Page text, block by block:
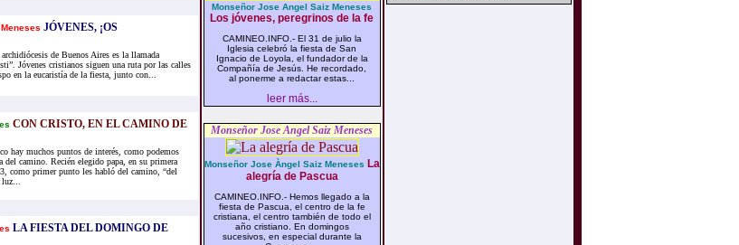
JÓVENES, ¡OS
de Buenos Aires es la llamada
Jóvenes cristianos siguen una ruta por las calles
en la eucaristía de la fiesta, junto con...
CON CRISTO, EN EL CAMINO DE
hay muchos puntos de interés, como podemos
del camino. Recién elegido papa, en su primera
como primer punto les habló del camino, “del
LA FIESTA DEL DOMINGO DE
Monseñor Jose Angel Saiz Meneses
Los jóvenes, peregrinos de la fe
CAMINEO.INFO.- El 31 de julio la
Iglesia celebró la fiesta de San
Ignacio de Loyola, el fundador de la
Compañía de Jesús. He recordado,
al ponerme a redactar estas...
leer más...
Monseñor Jose Angel Saiz Meneses
Monseñor Jose Àngel Saiz Meneses La
alegría de Pascua
CAMINEO.INFO.- Hemos llegado a la
fiesta de Pascua, el centro de la fe
cristiana, el centro también de todo el
año cristiano. En domingos
sucesivos, en especial durante la